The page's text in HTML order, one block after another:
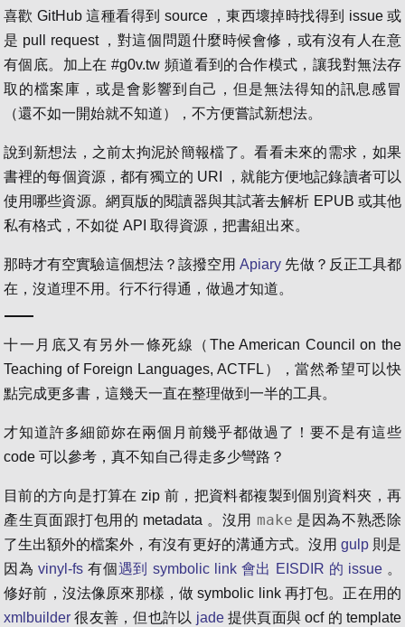
喜歡 GitHub 這種看得到 source ，東西壞掉時找得到 issue 或
是 pull request ，對這個問題什麼時候會修，或有沒有人在意
有個底。加上在 #g0v.tw 頻道看到的合作模式，讓我對無法存
取的檔案庫，或是會影響到自己，但是無法得知的訊息感冒
（還不如一開始就不知道），不方便嘗試新想法。
說到新想法，之前太拘泥於簡報檔了。看看未來的需求，如果
書裡的每個資源，都有獨立的 URI ，就能方便地記錄讀者可以
使用哪些資源。網頁版的閱讀器與其試著去解析 EPUB 或其他
私有格式，不如從 API 取得資源，把書組出來。
那時才有空實驗這個想法？該撥空用Apiary 先做？反正工具都
在，沒道理不用。行不行得通，做過才知道。
十一月底又有另外一條死線（The American Council on the
Teaching of Foreign Languages, ACTFL），當然希望可以快
點完成更多書，這幾天一直在整理做到一半的工具。
才知道許多細節妳在兩個月前幾乎都做過了！要不是有這些
code 可以參考，真不知自己得走多少彎路？
目前的方向是打算在 zip 前，把資料都複製到個別資料夾，再
產生頁面跟打包用的 metadata 。沒用 make 是因為不熟悉除
了生出額外的檔案外，有沒有更好的溝通方式。沒用 gulp則是
因為vinyl-fs 有個遇到 symbolic link 會出 EISDIR 的 issue 。
修好前，沒法像原來那樣，做 symbolic link 再打包。正在用的
xmlbuilder 很友善，但也許以 jade提供頁面與 ocf 的 template